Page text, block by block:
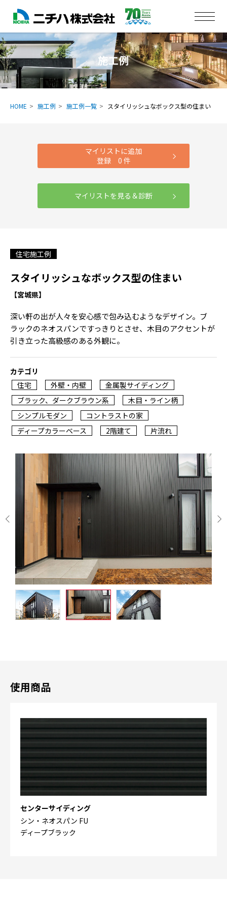
施工例
HOME 施工例 施工例一覧 スタイリッシュなボックス型の住まい
マイリストに追加
登録 0 件
マイリストを見る＆診断
住宅施工例
スタイリッシュなボックス型の住まい
【宮城県】
深い軒の出が人々を安心感で包み込むようなデザイン。ブ
ラックのネオスパンですっきりとさせ、木目のアクセントが
引き立った高級感のある外観に。
カテゴリ
住宅
外壁・内壁
金属製サイディング
ブラック、ダークブラウン系
木目・ライン柄
シンプルモダン
コントラストの家
ディープカラーベース
2階建て 片流れ
使用商品
センターサイディング
シン・ネオスパン FU
ディープブラック